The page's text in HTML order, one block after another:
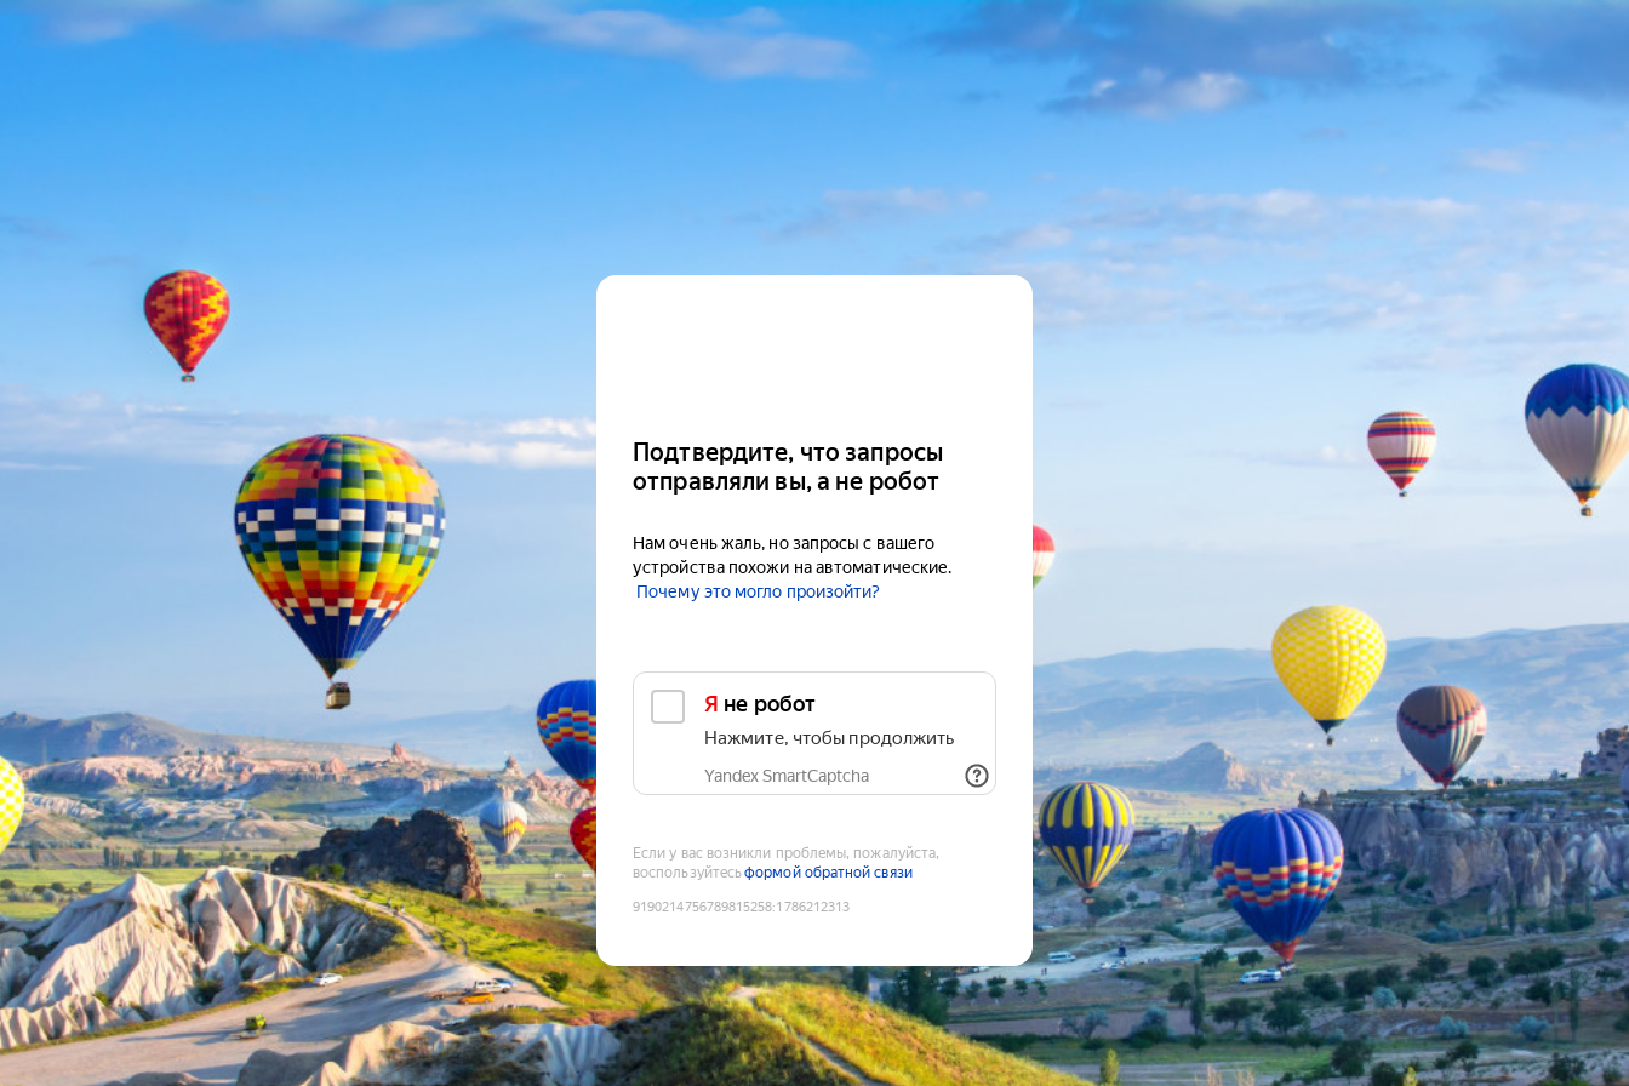
Подтвердите, что запросы
отправляли вы, а не робот
Нам очень жаль, но запросы с вашего
устройства похожи на автоматические.
Почему это могло произойти?
Я не робот
Нажмите, чтобы продолжить
Yandex SmartCaptcha
Если у вас возникли проблемы, пожалуйста,
воспользуйтесьформой обратной связи
9190214756789815258:1786212313